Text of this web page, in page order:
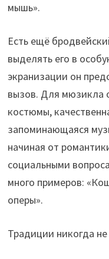
мышь».
Есть ещё
выделять его в
экранизации он
вызов. Для мюзикла
костюмы,
запоминающаяся
начиная от
социальными
много примеров:
оперы».
Традиции никогда